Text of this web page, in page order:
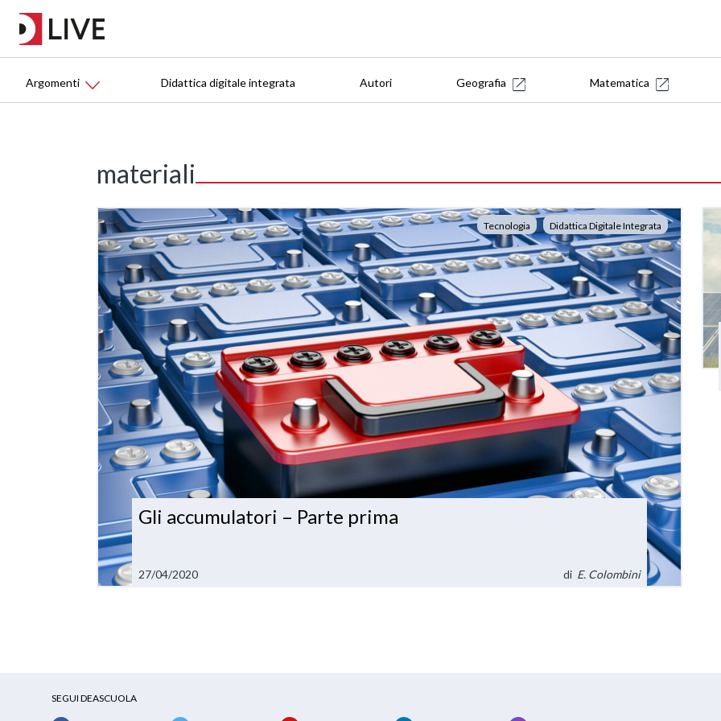
Argomenti Didattica digitale integrata Autori Geografia Matematica
materiali
Tecnologia Didattica Digitale Integrata
Gli accumulatori – Parte prima
27/04/2020 di E. Colombini
SEGUI DEASCUOLA